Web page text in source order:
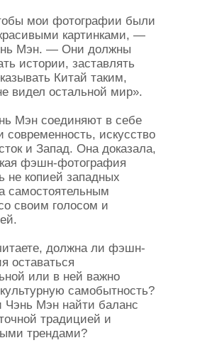
мои фотографии были
картинками, —
Мэн. — Они должны
истории, заставлять
Китай таким,
видел остальной мир».
Мэн соединяют в себе
современность, искусство
и Запад. Она доказала,
фэшн-фотография
не копией западных
самостоятельным
своим голосом и
должна ли фэшн-
оставаться
или в ней важно
самобытность?
Чэнь Мэн найти баланс
традицией и
трендами?